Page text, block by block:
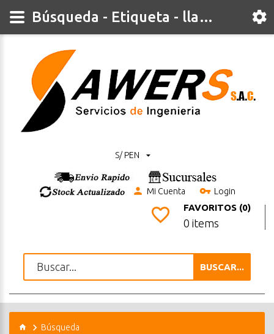
S/ PEN
Mi Cuenta Login
FAVORITOS (0)
0 items
BUSCAR...
Búsqueda
Búsqueda - Etiqueta - llama